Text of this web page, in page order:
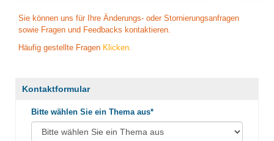
Sie können uns für Ihre Änderungs- oder Stornierungsanfragen
sowie Fragen und Feedbacks kontaktieren.
Häufig gestellte Fragen Klicken.
Kontaktformular
Bitte wählen Sie ein Thema aus*